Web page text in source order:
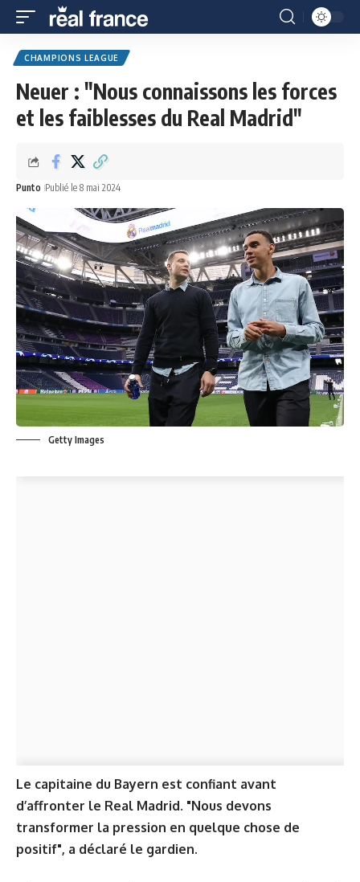
CHAMPIONS LEAGUE
Neuer : "Nous connaissons les forces
et les faiblesses du Real Madrid"
Punto Publié le 8 mai 2024
Getty Images
Le capitaine du Bayern est confiant avant
d’affronter le Real Madrid. "Nous devons
transformer la pression en quelque chose de
positif", a déclaré le gardien.